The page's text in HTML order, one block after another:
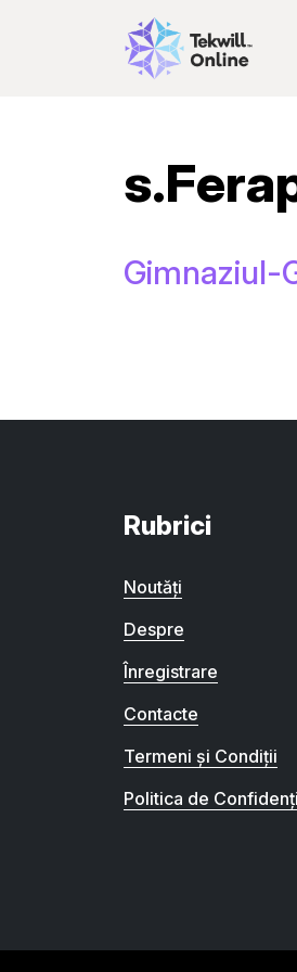
Gimnaziul-
Rubrici
Noutăți
Despre
Înregistrare
Contacte
Termeni și Condiții
Politica de